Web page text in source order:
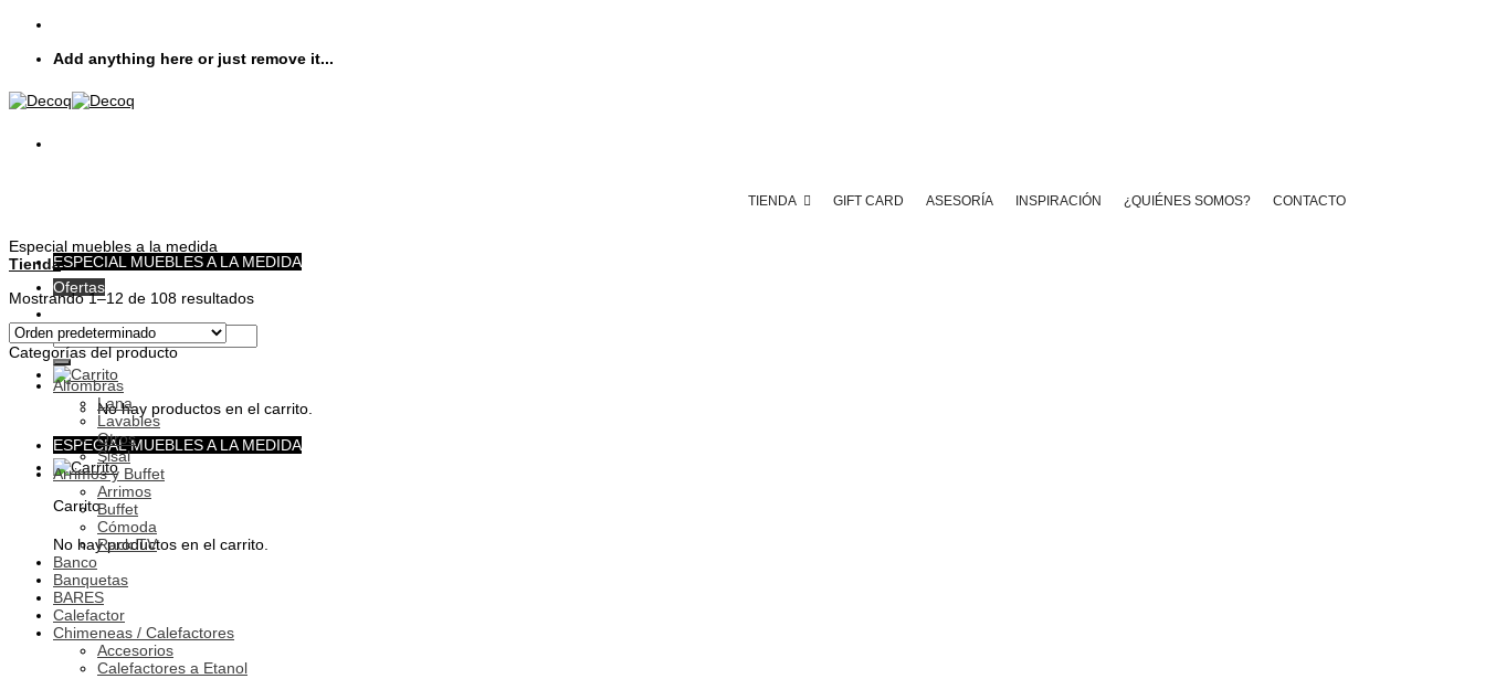
Skip
contentAdd anything here or just remove it...
TIENDA GIFT CARD ASESORÍA INSPIRACIÓN ¿QUIÉNES SOMOS? CONTACTO
ESPECIAL MUEBLES A LA MEDIDA
Ofertas
Buscar
por:
No hay productos en el carrito.
ESPECIAL MUEBLES A LA MEDIDA
Carrito
No hay productos en el carrito.
Especial muebles a la medida
Tienda
Mostrando 1–12 de 108 resultados
Categorías del producto
Alfombras
Lana
Lavables
Otros
Sisal
Arrimos y Buffet
Arrimos
Buffet
Cómoda
Rack TV
Banco
Banquetas
BARES
Calefactor
Chimeneas / Calefactores
Accesorios
Calefactores a Etanol